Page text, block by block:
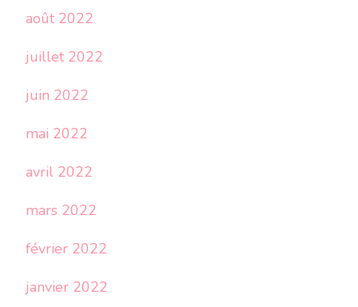
août 2022
juillet 2022
juin 2022
mai 2022
avril 2022
mars 2022
février 2022
janvier 2022